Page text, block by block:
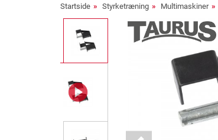
Startside Styrketræning Multimaskiner